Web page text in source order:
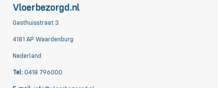
Vloerbezorgd.nl
Gasthuisstraat 3
4181 AP Waardenburg
Nederland
Tel: 0418 796000